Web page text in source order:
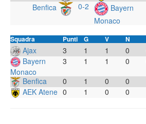
Benfica
0-2
Bayern
Monaco
Squadra Punti G V N
Ajax 3 1 1 0
Bayern
Monaco
3 1 1 0
Benfica
0 1 0 0
AEK Atene 0 1 0 0